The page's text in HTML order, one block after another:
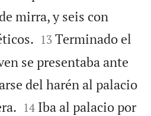
mirra, y seis con


13 Terminado el
se presentaba ante
del harén al palacio


14 Iba al palacio por